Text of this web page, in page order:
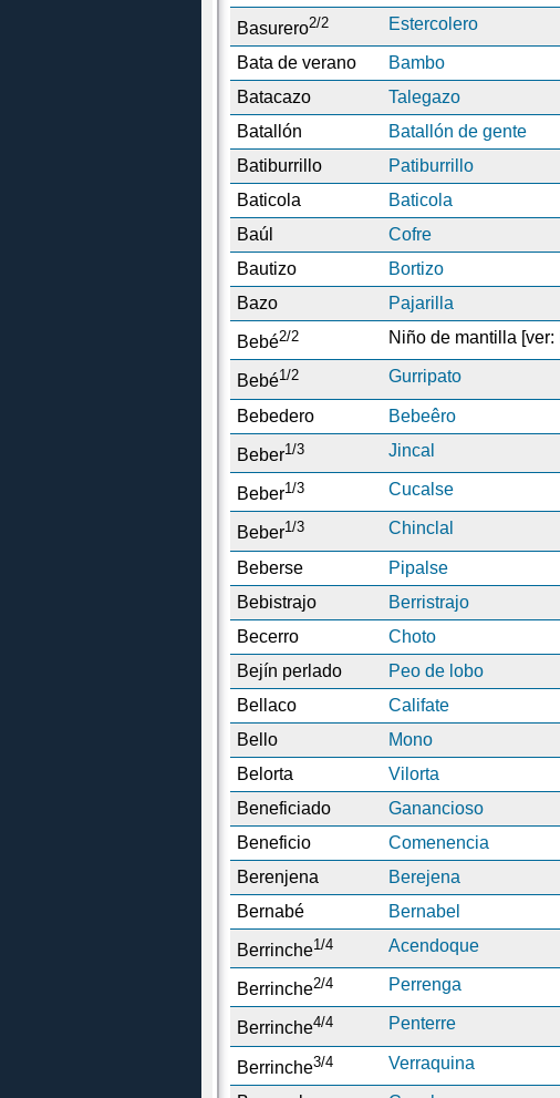
Basurero2/2 Estercolero
Bata de verano
Bambo
Batacazo
Talegazo
Batallón
Batallón de gente
Batiburrillo
Patiburrillo
Baticola
Baticola
Baúl
Cofre
Bautizo
Bortizo
Bazo
Pajarilla
Bebé2/2 Niño de mantilla [ver:
Bebé1/2 Gurripato
Bebedero Bebeêro
Beber1/3 Jincal
Beber1/3 Cucalse
Beber1/3 Chinclal
Beberse
Pipalse
Bebistrajo
Berristrajo
Becerro
Choto
Bejín perlado
Peo de lobo
Bellaco
Califate
Bello
Mono
Belorta
Vilorta
Beneficiado
Ganancioso
Beneficio
Comenencia
Berenjena
Berejena
Bernabé
Bernabel
Berrinche1/4 Acendoque
Berrinche2/4 Perrenga
Berrinche4/4 Penterre
Berrinche3/4 Verraquina